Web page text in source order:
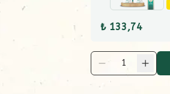
₺ 133,74
1